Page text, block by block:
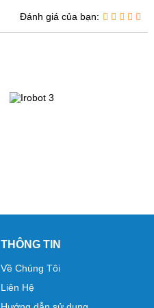
Đánh giá của bạn:
THÔNG TIN
Về Chúng Tôi
Liên Hệ